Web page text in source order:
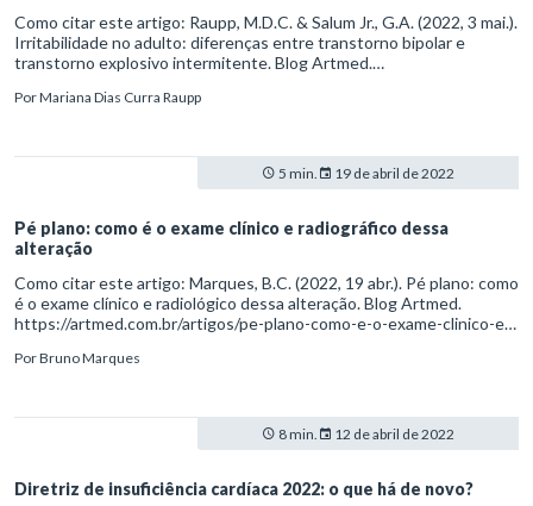
Como citar este artigo: Raupp, M.D.C. & Salum Jr., G.A. (2022, 3 mai.).
Irritabilidade no adulto: diferenças entre transtorno bipolar e
transtorno explosivo intermitente. Blog Artmed.
entre-transtorno-bipolar-e-transtorno-explosivo-intermitente
PorMariana Dias Curra Raupp
5 min. 19 de abril de 2022
Pé plano: como é o exame clínico e radiográfico dessa
alteração
Como citar este artigo: Marques, B.C. (2022, 19 abr.). Pé plano: como
é o exame clínico e radiológico dessa alteração. Blog Artmed.
https://artmed.com.br/artigos/pe-plano-como-e-o-exame-clinico-e-
PorBruno Marques
8 min. 12 de abril de 2022
Diretriz de insuficiência cardíaca 2022: o que há de novo?